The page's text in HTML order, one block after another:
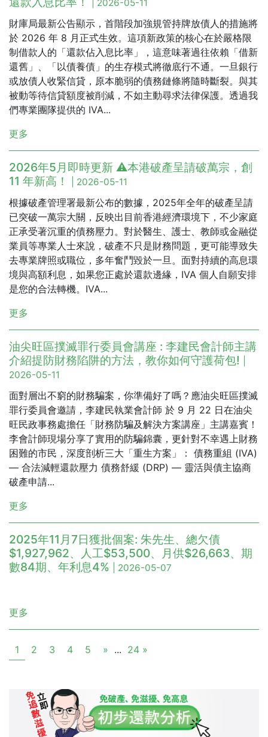
| 2026-05-11
財庫局最新公告顯示，首階段加強規管持牌放債人的措施將
於 2026 年 8 月正式生效。這項新政策的核心在於嚴格限
制借款人的「還款佔入息比率」，這意味著過往依賴「借新
還舊」、「以債養債」的生存模式將徹底行不通。一旦銀行
或放債人收緊信貸，原本脆弱的債務鏈條將隨時斷裂。與其
被動等待信貸額度被削減，不如主動尋求法律保護。透過我
們專業團隊提供的 IVA...
更多
2026年5月即時更新 ⚠️本港破產呈請破萬宗，創
11 年新高！
| 2026-05-11
根據破產管理署最新公布的數據，2025年全年的破產呈請
已突破一萬宗大關，反映出目前香港經濟環境下，不少家庭
正承受著沉重的債務壓力。對於醫生、護士、教師或金融從
業員等專業人士來說，破產不只是財務問題，更可能導致失
去專業牌照或職位，多年奮鬥毀於一旦。面對持續的高息環
境與高額利息，如果您正處於還款邊緣，IVA 個人自願安排
是您的合法轉機。IVA...
更多
油尖旺區撲滅罪行委員會講座 : 李建民會計師主講
介紹提防財務陷阱的方法，教你如何守護荷包!
2026-05-11
面對層出不窮的財務騙案，你準備好了嗎？應油尖旺區撲滅
罪行委員會邀請，李建民執業會計師 於 9 月 22 日在油尖
旺民政事務處擔任「財務防騙及解決方案講座」主講嘉賓！
李會計師現場分享了實用的防騙錦囊，更針對不幸遇上財務
困難的市民，深度剖析三大「重生方案」： 債務重組 (IVA)
— 合法減輕還款壓力 債務舒緩 (DRP) — 靈活與債主協商
破產申請...
更多
2025年11月7日獲批個案: 朱先生、總欠債
$1,927,962、人工$53,500、月供$26,663、期
數84期、年利息4%
| 2026-05-07
更多
1 2 3 4 5 » ... 24 »